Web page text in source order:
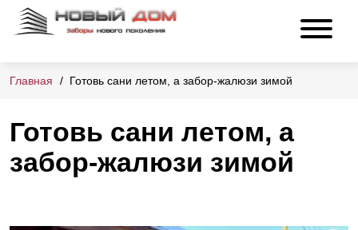
Главная Готовь сани летом, а забор-жалюзи зимой
Готовь сани летом, а
забор-жалюзи зимой